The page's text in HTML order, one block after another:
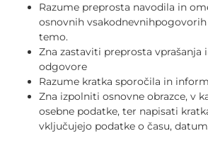
Razume preprosta navodila in
osnovnih
temo.
Zna zastaviti preprosta vprašanja
odgovore
Razume kratka sporočila in
Zna izpolniti osnovne obrazce, v
osebne podatke, ter napisati
vključujejo podatke o času,